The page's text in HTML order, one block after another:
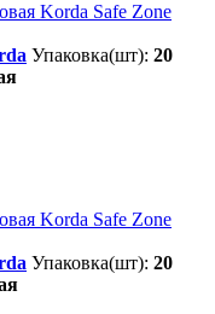
Korda Safe Zone
Упаковка(шт): 20
Korda Safe Zone
Упаковка(шт): 20